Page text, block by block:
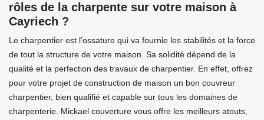
rôles de la charpente sur votre maison à
Cayriech ?
Le charpentier est l’ossature qui va fournie les stabilités et la force
de tout la structure de votre maison. Sa solidité dépend de la
qualité et la perfection des travaux de charpentier. En effet, offrez
pour votre projet de construction de maison un bon couvreur
charpentier, bien qualifié et capable sur tous les domaines de
charpenterie. Mickael couverture vous offre les meilleurs atouts,